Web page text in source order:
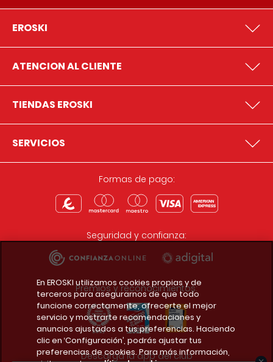
EROSKI
ATENCION AL CLIENTE
TIENDAS EROSKI
SERVICIOS
Formas de pago:
Seguridad y confianza:
Premios y reconocimientos:
Descarga la app del club
En EROSKI utilizamos cookies propias y de
terceros para asegurarnos de que todo
funcione correctamente, ofrecerte el mejor
servicio y mostrarte recomendaciones y
anuncios ajustados a tus preferencias. Haciendo
clic en ‘Configuración’, podrás ajustar tus
preferencias de cookies. Para más información,